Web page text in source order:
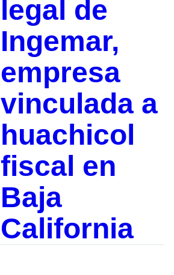
legal de
Ingemar,
empresa
vinculada a
huachicol
fiscal en
Baja
California